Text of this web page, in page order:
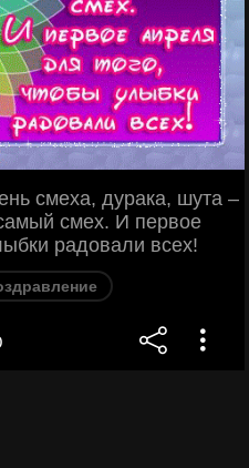
смеха, дурака, шута –
смех. И первое
радовали всех!